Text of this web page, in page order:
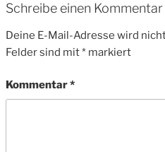
Schreibe einen Kommentar
Deine E-Mail-Adresse wird
Felder sind mit* markiert
Kommentar*